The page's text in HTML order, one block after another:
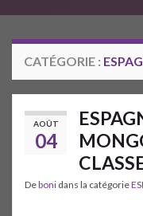
CATÉGORIE :
AOÛT
04
Deboni dans la catégorie